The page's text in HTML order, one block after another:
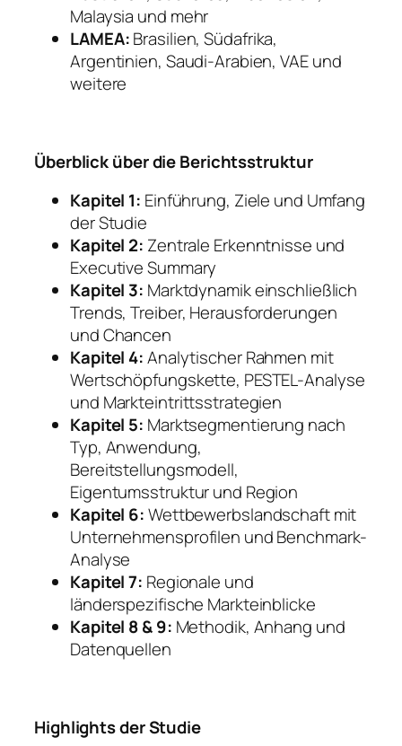
Malaysia und mehr
LAMEA:Brasilien, Südafrika,
Argentinien, Saudi-Arabien, VAE und
weitere
Überblick über die Berichtsstruktur
Kapitel 1: Einführung, Ziele und Umfang
der Studie
Kapitel 2: Zentrale Erkenntnisse und
Executive Summary
Kapitel 3: Marktdynamik einschließlich
Trends, Treiber, Herausforderungen
und Chancen
Kapitel 4:Analytischer Rahmen mit
Wertschöpfungskette, PESTEL-Analyse
und Markteintrittsstrategien
Kapitel 5: Marktsegmentierung nach
Typ, Anwendung,
Bereitstellungsmodell,
Eigentumsstruktur und Region
Kapitel 6:Wettbewerbslandschaft mit
Unternehmensprofilen und Benchmark-
Analyse
Kapitel 7: Regionale und
länderspezifische Markteinblicke
Kapitel 8 & 9: Methodik, Anhang und
Datenquellen
Highlights der Studie